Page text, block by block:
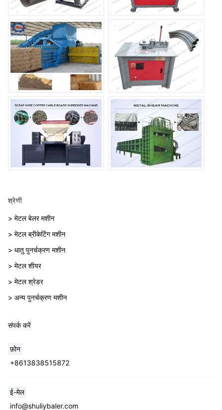
श्रेणी
> मेटल बेलर मशीन
> मेटल ब्रीकेटिंग मशीन
> धातु पुनर्चक्रण मशीन
> मेटल शीयर
> मेटल श्रेडर
> अन्य पुनर्चक्रण मशीन
संपर्क करें
फ़ोन
+8613838515872
ई-मेल
info@shuliybaler.com